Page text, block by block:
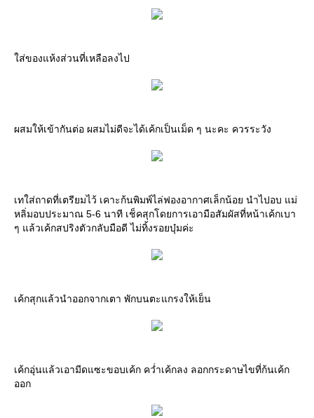
ใส่ของแห้งส่วนที่เหลือลงไป
ผสมให้เข้ากันต่อ ผสมไม่ดีจะได้เค้กเป็นเม็ด ๆ นะคะ ควรระวัง
เทใส่ถาดที่เตรียมไว้ เคาะก้นพิมพ์ไล่ฟองอากาศเล็กน้อย นำไปอบ แม่
หลิ่มอบประมาณ 5-6 นาที เช็คสุกโดยการเอามือสัมผัสที่หน้าเค้กเบา
ๆ แล้วเค้กสปริงตัวกลับมือดี ไม่ทิ้งรอยบุ๋มค่ะ
เค้กสุกแล้วนำออกจากเตา พักบนตะแกรงให้เย็น
เค้กอุ่นแล้วเอามีดแซะขอบเค้ก คว่ำเค้กลง ลอกกระดาษไขที่ก้นเค้ก
ออก